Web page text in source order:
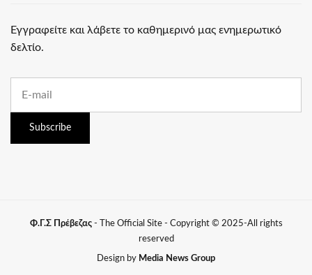
Εγγραφείτε και λάβετε το καθημερινό μας ενημερωτικό
δελτίο.
a
Subscribe
Φ.Γ.Σ Πρέβεζας- The Official Site - Copyright © 2025-All rights
reserved
Design by Media News Group